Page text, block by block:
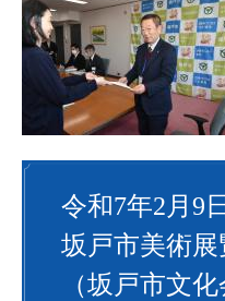
令和7年2月9日
坂戸市美術展
（坂戸市文化